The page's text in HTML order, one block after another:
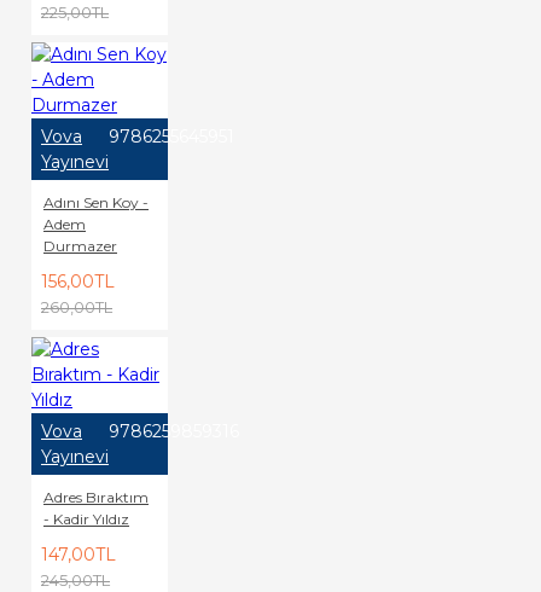
225,00TL
Vova
Yayınevi
9786255645951
Adını Sen Koy -
Adem
Durmazer
156,00TL
260,00TL
Vova
Yayınevi
9786259859316
Adres Bıraktım
- Kadir Yıldız
147,00TL
245,00TL